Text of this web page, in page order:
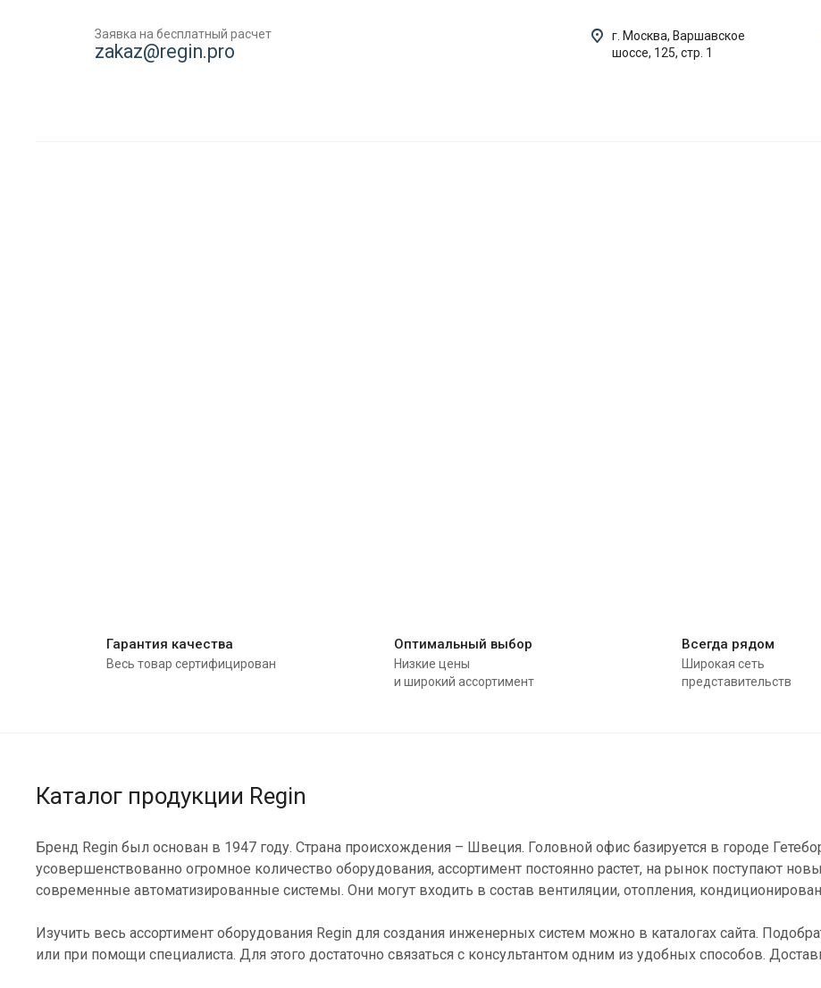
Заявка на бесплатный расчет
zakaz@regin.pro
г. Москва, Варшавское
шоссе, 125, стр. 1
Гарантия качества
Весь товар сертифицирован
Оптимальный выбор
Низкие цены
и широкий ассортимент
Всегда рядом
Широкая сеть
представительств
Каталог продукции Regin
Бренд Regin был основан в 1947 году. Страна происхождения – Швеция. Головной офис базируется в городе
усовершенствованно огромное количество оборудования, ассортимент постоянно растет, на рынок поступают
современные автоматизированные системы. Они могут входить в состав вентиляции, отопления,
Изучить весь ассортимент оборудования Regin для создания инженерных систем можно в каталогах сайта.
или при помощи специалиста. Для этого достаточно связаться с консультантом одним из удобных способов.